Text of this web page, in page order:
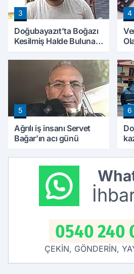
3
Doğubayazıt’ta Boğazı
Kesilmiş Halde Bulunan
4
5
Ağrılı iş insanı Servet
Bağar’ın acı günü
6
0540 240
ÇEKİN, GÖNDERİN,